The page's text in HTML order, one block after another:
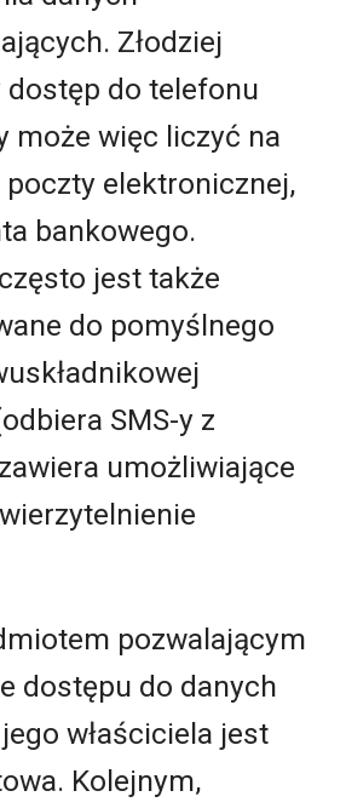
Złodziej
dostęp do telefonu
może więc liczyć na
elektronicznej,
bankowego.
jest także
do pomyślnego
SMS-y z
umożliwiające
pozwalającym
dostępu do danych
właściciela jest
Kolejnym,